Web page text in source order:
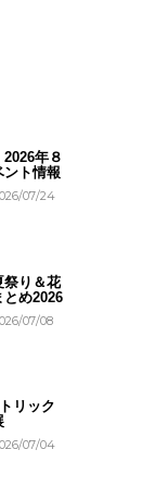
年８
ント情報
07/24
祭り＆花
とめ2026
07/08
リック
07/04